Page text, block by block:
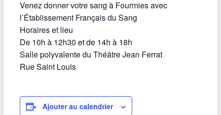
Venez donner votre sang à Fourmies avec
l’Établissement Français du Sang
Horaires et lieu
De 10h à 12h30 et de 14h à 18h
Salle polyvalente du Théâtre Jean Ferrat
Rue Saint Louis
Ajouter au calendrier